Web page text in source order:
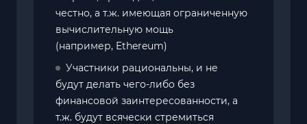
честно, а т.ж. имеющая ограниченную
вычислительную мощь
(например, Ethereum)
Участники рациональны, и не
будут делать чего-либо без
финансовой заинтересованности, а
т.ж. будут всячески стремиться